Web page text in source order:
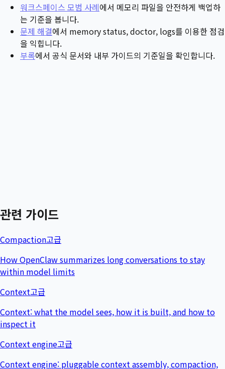
워크스페이스 모범 사례에서 메모리 파일을 안전하게 백업하
는 기준을 봅니다.
문제 해결에서 memory status, doctor, logs를 이용한 점검
을 익힙니다.
부록에서 공식 문서와 내부 가이드의 기준일을 확인합니다.
관련 가이드
Compaction고급
How OpenClaw summarizes long conversations to stay
within model limits
Context고급
Context: what the model sees, how it is built, and how to
inspect it
Context engine고급
Context engine: pluggable context assembly, compaction,